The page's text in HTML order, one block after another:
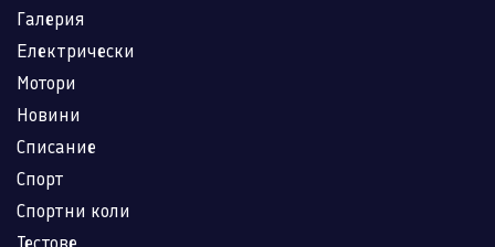
Галерия
Електрически
Мотори
Новини
Списание
Спорт
Спортни коли